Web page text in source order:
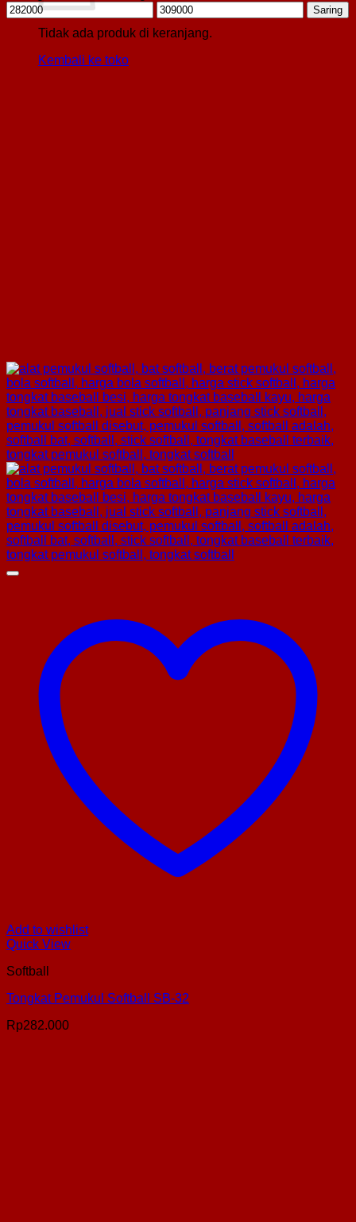
Tidak ada produk di keranjang.
Kembali ke toko
Harga
terendah
Harga
tertinggi
Saring
Add to wishlist
Quick View
Softball
Tongkat Pemukul Softball SB-32
Rp282.000